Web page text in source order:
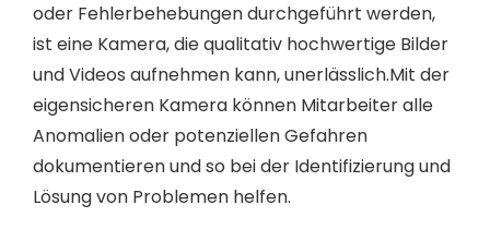
oder Fehlerbehebungen durchgeführt werden,
ist eine Kamera, die qualitativ hochwertige Bilder
und Videos aufnehmen kann, unerlässlich.Mit der
eigensicheren Kamera können Mitarbeiter alle
Anomalien oder potenziellen Gefahren
dokumentieren und so bei der Identifizierung und
Lösung von Problemen helfen.